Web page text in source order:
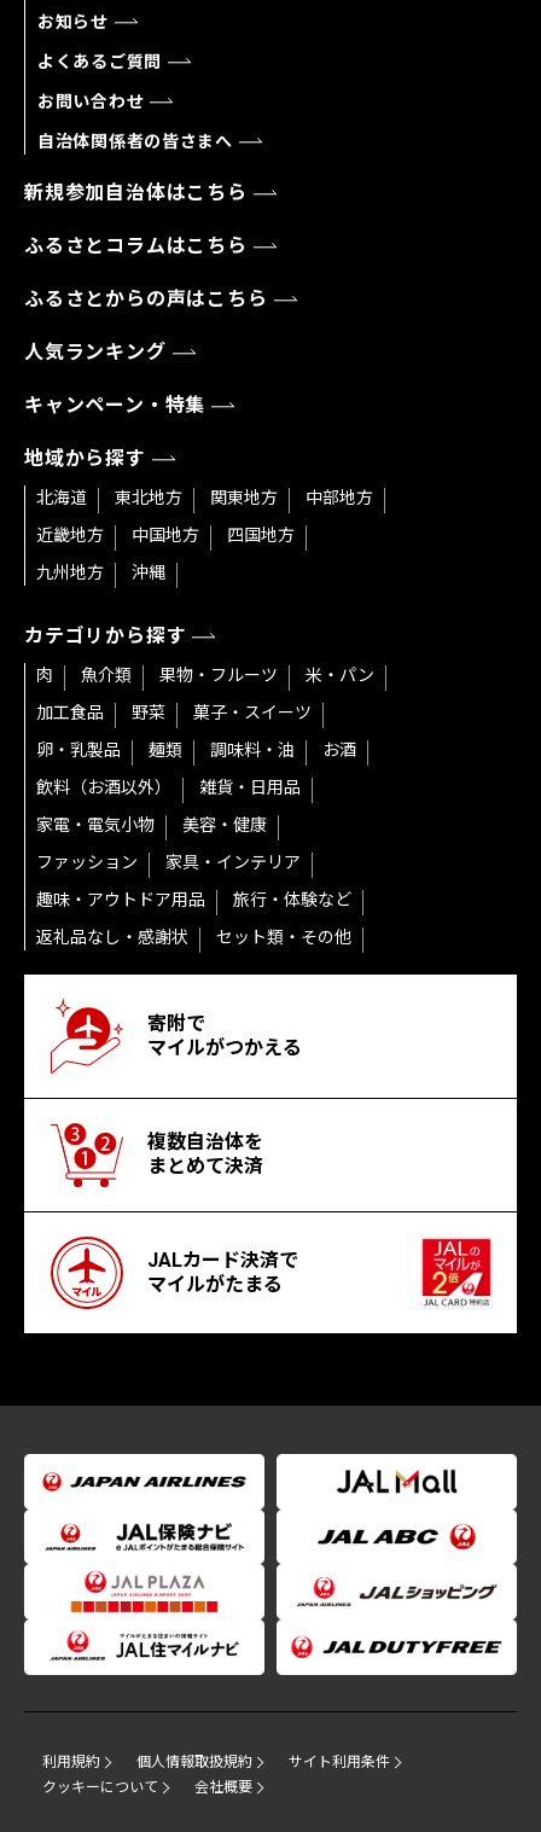
お知らせ
よくあるご質問
お問い合わせ
自治体関係者の皆さまへ
新規参加自治体はこちら
ふるさとコラムはこちら
ふるさとからの声はこちら
人気ランキング
キャンペーン・特集
地域から探す
北海道 東北地方 関東地方
中部地方
近畿地方
中国地方
四国地方
九州地方
沖縄
カテゴリから探す
肉 魚介類 果物・フルーツ
米・パン
加工食品
野菜
菓子・スイーツ
卵・乳製品
麺類 調味料・油
お酒
飲料（お酒以外）
雑貨・日用品
家電・電気小物
美容・健康
ファッション
家具・インテリア
趣味・アウトドア用品
旅行・体験など
返礼品なし・感謝状
セット類・その他
寄附で
マイルがつかえる
複数自治体を
まとめて決済
JALカード決済で
マイルがたまる
利用規約 個人情報取扱規約
サイト利用条件
クッキーについて
会社概要